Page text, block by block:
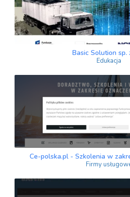
Basic Solution sp.
Edukacja
Ce-polska.pl - Szkolenia w
Firmy